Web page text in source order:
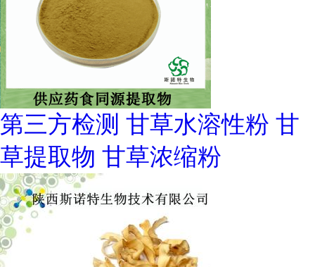
第三方检测 甘草水溶性粉 甘
草提取物 甘草浓缩粉